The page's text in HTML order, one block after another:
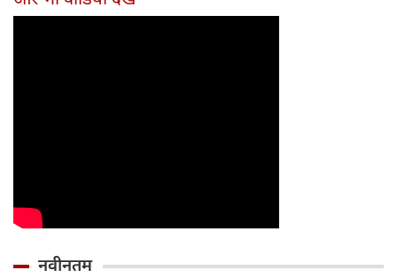
नए नियम जान लें
पत्नी
नवीनतम